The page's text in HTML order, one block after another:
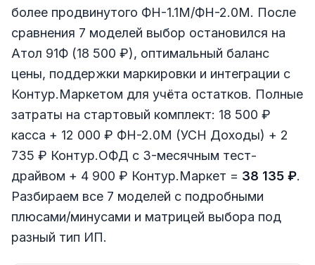
более продвинутого ФН-1.1М/ФН-2.0М. После
сравнения 7 моделей выбор остановился на
Атол 91Ф (18 500 ₽), оптимальный баланс
цены, поддержки маркировки и интеграции с
Контур.Маркетом для учёта остатков. Полные
затраты на стартовый комплект: 18 500 ₽
касса + 12 000 ₽ ФН-2.0М (УСН Доходы) + 2
735 ₽ Контур.ОФД с 3-месячным тест-
драйвом + 4 900 ₽ Контур.Маркет = 38 135 ₽.
Разбираем все 7 моделей с подробными
плюсами/минусами и матрицей выбора под
разный тип ИП.